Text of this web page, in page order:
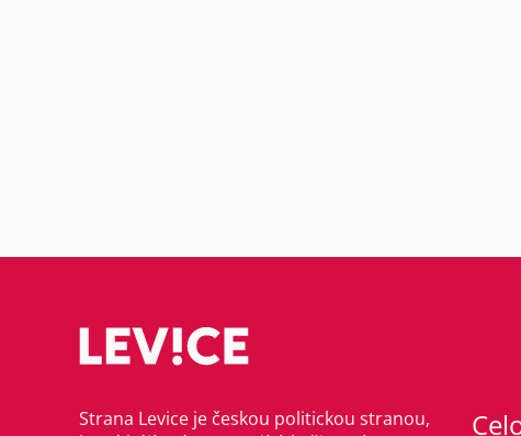
Strana Levice je českou politickou stranou,